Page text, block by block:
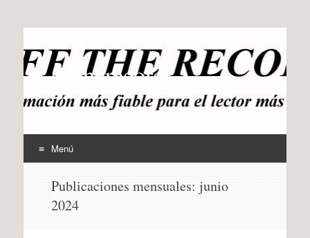
offtherecord
OTR
Menú
contenido
Publicaciones mensuales: junio
2024